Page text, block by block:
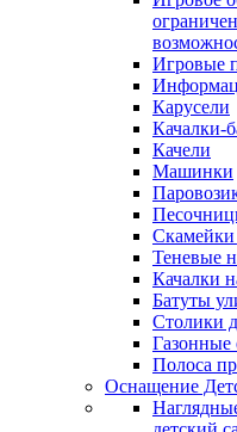
Игровые
Карусели
Качалки-
Качели
Машинки
Скамейки
Теневые
Качалки
Батуты
Столики
Газонные
Полоса
Оснащение